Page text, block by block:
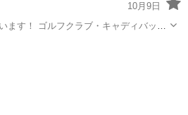
10月9日
ます！ ゴルフクラブ・キャディバッグ